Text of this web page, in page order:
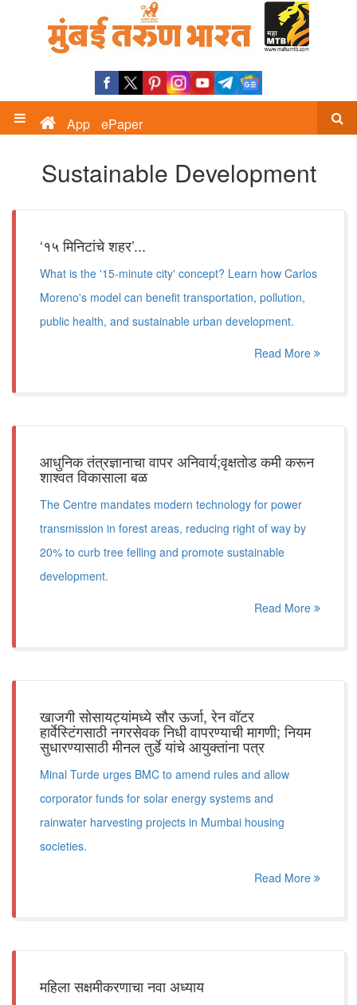
App ePaper
Sustainable Development
‘१५ मिनिटांचे शहर’...
What is the '15-minute city' concept? Learn how Carlos
Moreno's model can benefit transportation, pollution,
public health, and sustainable urban development.
Read More
आधुनिक तंत्रज्ञानाचा वापर अनिवार्य;वृक्षतोड कमी करून
शाश्वत विकासाला बळ
The Centre mandates modern technology for power
transmission in forest areas, reducing right of way by
20% to curb tree felling and promote sustainable
development.
Read More
खाजगी सोसायट्यांमध्ये सौर ऊर्जा, रेन वॉटर
हार्वेस्टिंगसाठी नगरसेवक निधी वापरण्याची मागणी; नियम
सुधारण्यासाठी मीनल तुर्डे यांचे आयुक्तांना पत्र
Minal Turde urges BMC to amend rules and allow
corporator funds for solar energy systems and
rainwater harvesting projects in Mumbai housing
societies.
Read More
महिला सक्षमीकरणाचा नवा अध्याय